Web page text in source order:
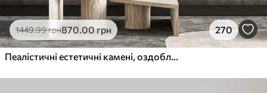
1449.99грн870.00 грн 270
Пеалістичні естетичні камені, оздоблення будинку, природне освітлення